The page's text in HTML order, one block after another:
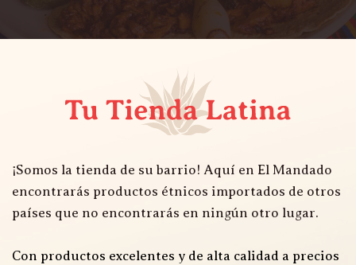
¡Somos la tienda de su barrio! Aquí en El Mandado
encontrarás productos étnicos importados de otros
países que no encontrarás en ningún otro lugar.
Con productos excelentes y de alta calidad a precios